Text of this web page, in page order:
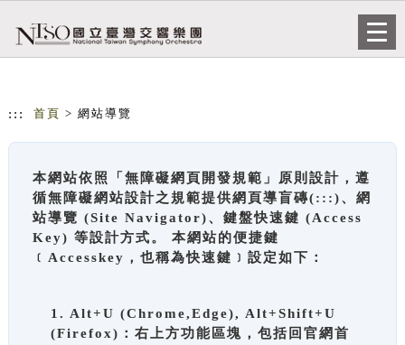
::: 首頁 > 網站導覽
本網站依照「無障礙網頁開發規範」原則設計，遵
循無障礙網站設計之規範提供網頁導盲磚(:::)、網
站導覽 (Site Navigator)、鍵盤快速鍵 (Access
Key) 等設計方式。 本網站的便捷鍵
﹝Accesskey，也稱為快速鍵﹞設定如下：
1. Alt+U (Chrome,Edge), Alt+Shift+U
(Firefox)：右上方功能區塊，包括回官網首